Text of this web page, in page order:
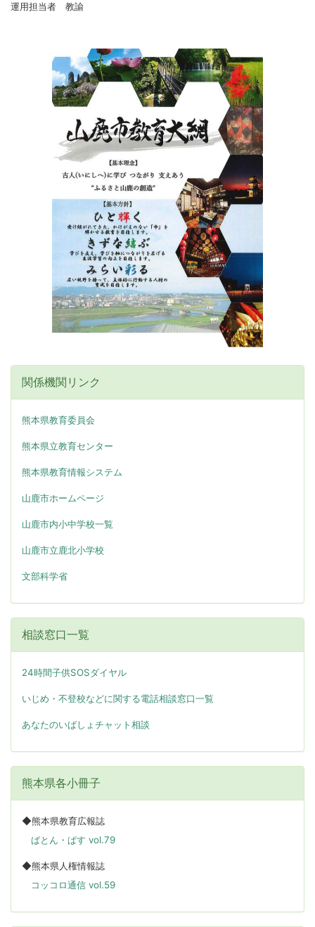
運用担当者 教諭
関係機関リンク
熊本県教育委員会
熊本県立教育センター
熊本県教育情報システム
山鹿市ホームページ
山鹿市内小中学校一覧
山鹿市立鹿北小学校
文部科学省
相談窓口一覧
24時間子供SOSダイヤル
いじめ・不登校などに関する電話相談窓口一覧
あなたのいばしょチャット相談
熊本県各小冊子
◆熊本県教育広報誌
ばとん・ぱす vol.79
◆熊本県人権情報誌
コッコロ通信 vol.59